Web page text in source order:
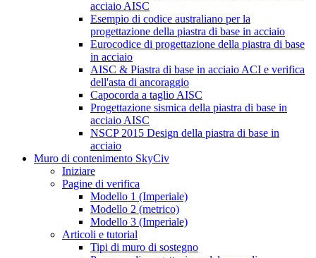
acciaio AISC
Esempio di codice australiano per la
progettazione della piastra di base in acciaio
Eurocodice di progettazione della piastra di base
in acciaio
AISC & Piastra di base in acciaio ACI e verifica
dell'asta di ancoraggio
Capocorda a taglio AISC
Progettazione sismica della piastra di base in
acciaio AISC
NSCP 2015 Design della piastra di base in
acciaio
Muro di contenimento SkyCiv
Iniziare
Pagine di verifica
Modello 1 (Imperiale)
Modello 2 (metrico)
Modello 3 (Imperiale)
Articoli e tutorial
Tipi di muro di sostegno